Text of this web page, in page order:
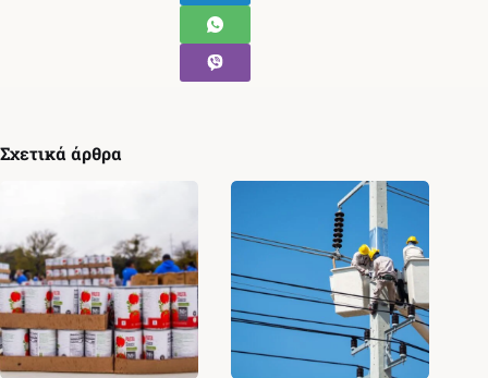
Σχετικά άρθρα